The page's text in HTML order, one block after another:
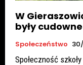
W
były
Społeczeństwo
Społeczność